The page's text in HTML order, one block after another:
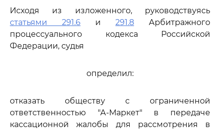
Исходя из изложенного, руководствуясь
статьями 291.6 и 291.8 Арбитражного
процессуального кодекса Российской
Федерации, судья
определил:
отказать обществу с ограниченной
ответственностью "А-Маркет" в передаче
кассационной жалобы для рассмотрения в